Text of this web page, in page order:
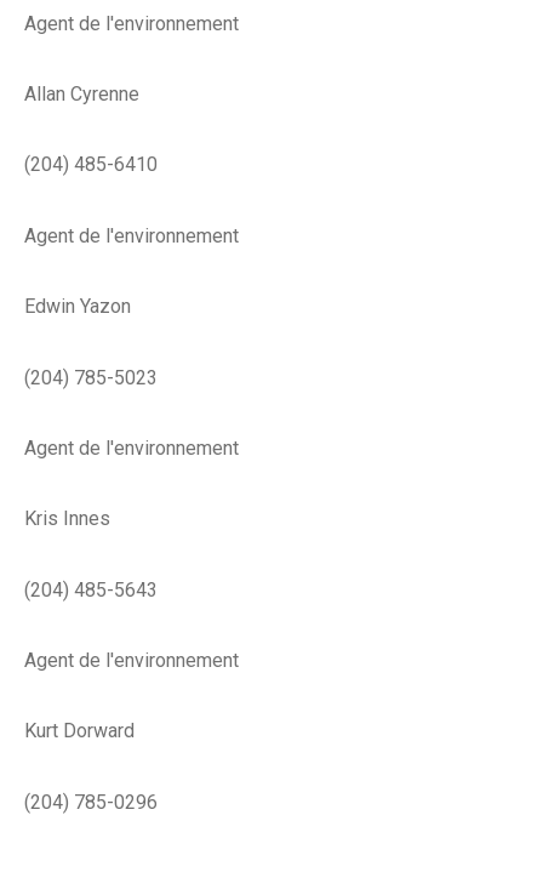
Agent de l'environnement
Allan Cyrenne
(204) 485-6410
Agent de l'environnement
Edwin Yazon
(204) 785-5023
Agent de l'environnement
Kris Innes
(204) 485-5643
Agent de l'environnement
Kurt Dorward
(204) 785-0296